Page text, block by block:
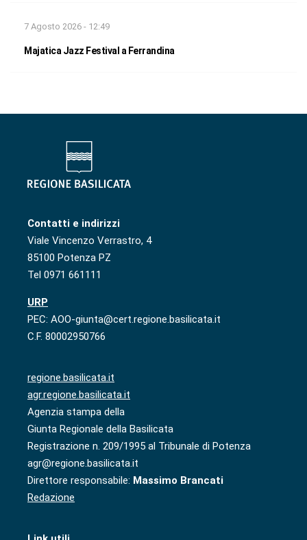
7 Agosto 2026 - 12:49
Majatica Jazz Festival a Ferrandina
Contatti e indirizzi
Viale Vincenzo Verrastro, 4
85100 Potenza PZ
Tel 0971 661111
URP
PEC: AOO-giunta@cert.regione.basilicata.it
C.F. 80002950766
regione.basilicata.it
agr.regione.basilicata.it
Agenzia stampa della
Giunta Regionale della Basilicata
Registrazione n. 209/1995 al Tribunale di Potenza
agr@regione.basilicata.it
Direttore responsabile: Massimo Brancati
Redazione